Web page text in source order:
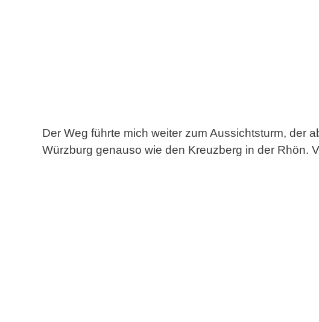
Der Weg führte mich weiter zum Aussichtsturm, der
Würzburg genauso wie den Kreuzberg in der Rhön.